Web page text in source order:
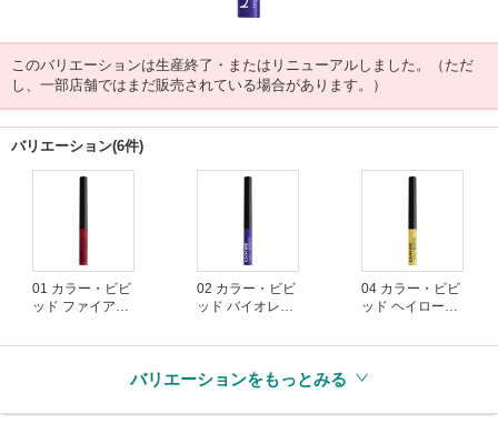
このバリエーションは生産終了・またはリニューアルしました。（ただ
し、一部店舗ではまだ販売されている場合があります。）
バリエーション(6件)
01 カラー・ビビ
ッド ファイアー
02 カラー・ビビ
ッド バイオレッ
04 カラー・ビビ
ッド ヘイロー
バリエーションをもっとみる